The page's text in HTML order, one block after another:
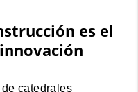
es el
catedrales